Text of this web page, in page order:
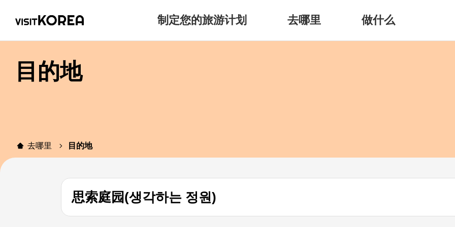
制定您的旅游计划 去哪里 做什么
目的地
去哪里 目的地
思索庭园(생각하는 정원)